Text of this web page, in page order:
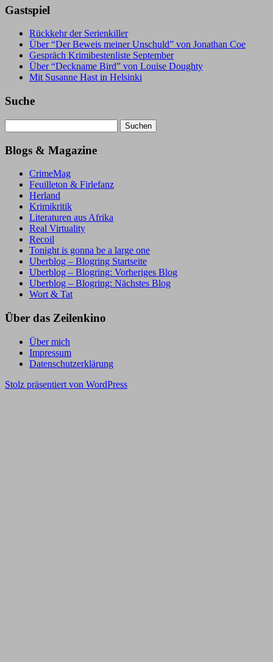
Gastspiel
Rückkehr der Serienkiller
Über “Der Beweis meiner Unschuld” von Jonathan Coe
Gespräch Krimibestenliste September
Über “Deckname Bird” von Louise Doughty
Mit Susanne Hast in Helsinki
Suche
nach:
Blogs & Magazine
CrimeMag
Feuilleton & Firlefanz
Herland
Krimikritik
Literaturen aus Afrika
Real Virtuality
Recoil
Tonight is gonna be a large one
Uberblog – Blogring Startseite
Uberblog – Blogring: Vorheriges Blog
Uberblog – Blogring: Nächstes Blog
Wort & Tat
Über das Zeilenkino
Über mich
Impressum
Datenschutzerklärung
Stolz präsentiert von WordPress